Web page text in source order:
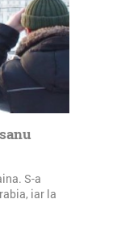
S-a
iar la